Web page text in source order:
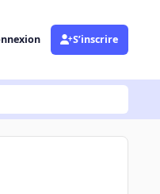
S’inscrire